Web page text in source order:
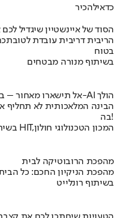
כדאילהכיר
הסוד של איינשטיין שיגדיל
הריבית דריבית עובדת
בטוח
בשיתוף מנורה מבטחים
אל תישארו מאחור – בואו לגלות לאן ה-AI הולך
הבינה המלאכותית לא
בה!
בשיתוף HIT,המכון הטכנולוגי חולון
מהפכת הרובוטיקה לבית
מהפכת הניקיון החכם: כל
בשיתוף רונלייט